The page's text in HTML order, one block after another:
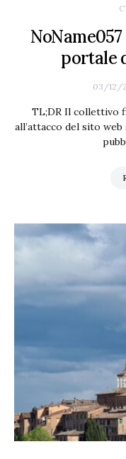
portale
03/12/
TL;DR Il collettivo
all’attacco del sito